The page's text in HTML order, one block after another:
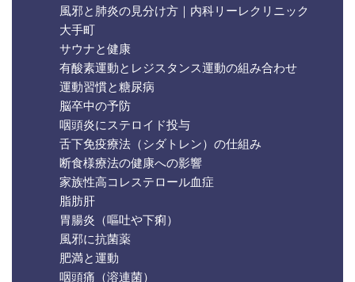
風邪と肺炎の見分け方｜内科リーレクリニック
大手町
サウナと健康
有酸素運動とレジスタンス運動の組み合わせ
運動習慣と糖尿病
脳卒中の予防
咽頭炎にステロイド投与
舌下免疫療法（シダトレン）の仕組み
断食様療法の健康への影響
家族性高コレステロール血症
脂肪肝
胃腸炎（嘔吐や下痢）
風邪に抗菌薬
肥満と運動
咽頭痛（溶連菌）